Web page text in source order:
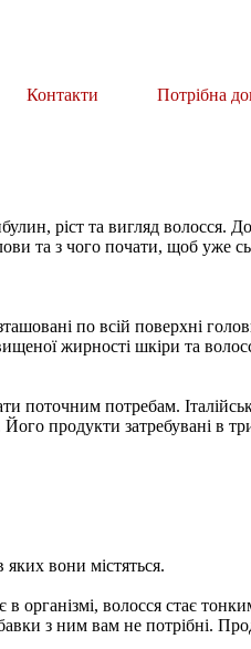
Контакти Потрібна
ріст та вигляд волосся.
та з чого почати, щоб уже
по всій поверхні
жирності шкіри та
поточним потребам.
продукти затребувані в
вони містяться.
організмі, волосся стає
з ним вам не потрібні.